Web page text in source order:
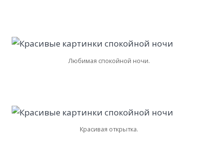
Любимая спокойной ночи.
Красивая открытка.